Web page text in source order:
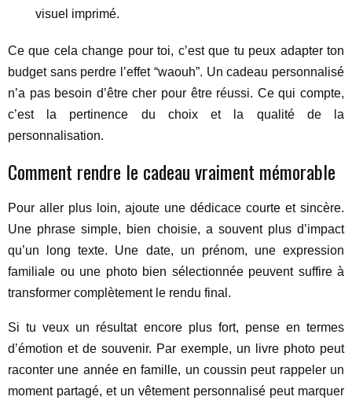
visuel imprimé.
Ce que cela change pour toi, c’est que tu peux adapter ton
budget sans perdre l’effet “waouh”. Un cadeau personnalisé
n’a pas besoin d’être cher pour être réussi. Ce qui compte,
c’est la pertinence du choix et la qualité de la
personnalisation.
Comment rendre le cadeau vraiment mémorable
Pour aller plus loin, ajoute une dédicace courte et sincère.
Une phrase simple, bien choisie, a souvent plus d’impact
qu’un long texte. Une date, un prénom, une expression
familiale ou une photo bien sélectionnée peuvent suffire à
transformer complètement le rendu final.
Si tu veux un résultat encore plus fort, pense en termes
d’émotion et de souvenir. Par exemple, un livre photo peut
raconter une année en famille, un coussin peut rappeler un
moment partagé, et un vêtement personnalisé peut marquer